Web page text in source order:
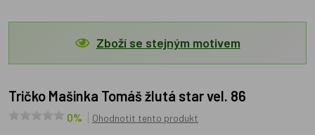
Zboží se stejným motivem
Tričko Mašinka Tomáš žlutá star vel. 86
0% Ohodnotit tento produkt